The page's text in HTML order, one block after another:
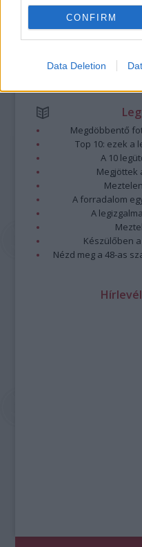
CONFIRM
Data Deletion
Megdöbbentő
Top 10: ezek a
A 10
Megjöttek
A forradalom
A
Készülőben
Nézd meg a 48-as